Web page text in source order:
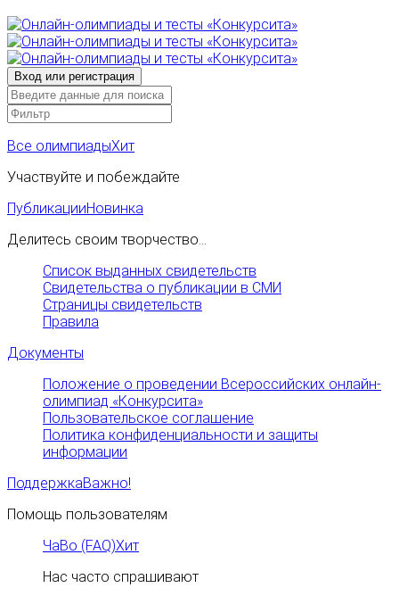
Все олимпиадыХит
Участвуйте и побеждайте
ПубликацииНовинка
Делитесь своим творчество...
Список выданных свидетельств
Свидетельства о публикации в СМИ
Страницы свидетельств
Правила
Документы
Положение о проведении Всероссийских онлайн-
олимпиад «Конкурсита»
Пользовательское соглашение
Политика конфиденциальности и защиты
информации
ПоддержкаВажно!
Помощь пользователям
ЧаВо (FAQ)Хит
Нас часто спрашивают